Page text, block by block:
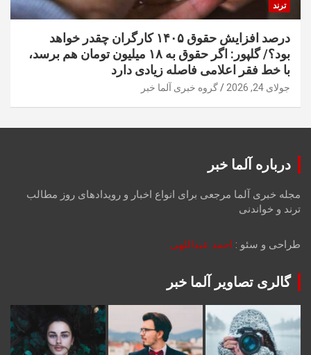
ترند
درصد افزایش حقوق ۱۴۰۵ کارگران چقدر خواهد
بود؟/ گلپور: اگر حقوق به ۱۸ میلیون تومان هم برسد،
با خط فقر اعلامی فاصله زیادی دارد
جولای 24, 2026 گروه خبری آلما خبر
درباره آلما خبر
مجله خبری آلما مرجعی برای انواع اخبار و رویدادهای روز مطالب
ترند و خواندنی
طراحی و سئو : احمد عبداللهی
گالری تصاویر آلما خبر